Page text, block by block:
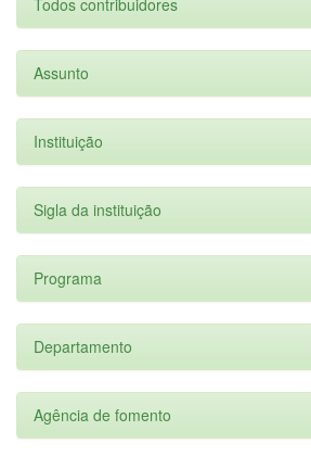
Todos contribuidores
Assunto
Instituição
Sigla da instituição
Programa
Departamento
Agência de fomento